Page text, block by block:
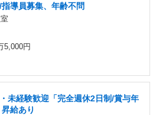
導員募集、年齢不問
5,000円
未経験歓迎「完全週休2日制/賞与年
給あり